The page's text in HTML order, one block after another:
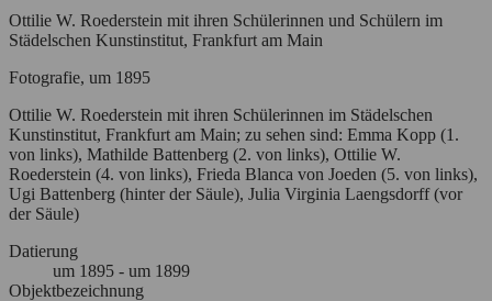
Ottilie W. Roederstein mit ihren Schülerinnen und Schülern im
Städelschen Kunstinstitut, Frankfurt am Main
Fotografie, um 1895
Ottilie W. Roederstein mit ihren Schülerinnen im Städelschen
Kunstinstitut, Frankfurt am Main; zu sehen sind: Emma Kopp (1.
von links), Mathilde Battenberg (2. von links), Ottilie W.
Roederstein (4. von links), Frieda Blanca von Joeden (5. von links),
Ugi Battenberg (hinter der Säule), Julia Virginia Laengsdorff (vor
der Säule)
Datierung
um 1895 - um 1899
Objektbezeichnung